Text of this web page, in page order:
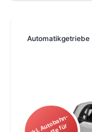
Automatikgetriebe
I
kl.
A
o
b
a
h
n
-
Vi
g
n
ett
e f
Ö
st
err
ei
c